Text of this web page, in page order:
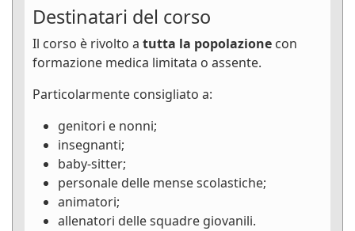
Destinatari del corso
Il corso è rivolto a tutta la popolazione con
formazione medica limitata o assente.
Particolarmente consigliato a:
genitori e nonni;
insegnanti;
baby-sitter;
personale delle mense scolastiche;
animatori;
allenatori delle squadre giovanili.